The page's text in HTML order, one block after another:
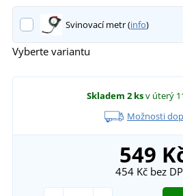
Svinovací metr (info)
Vyberte variantu
Skladem 2 ksv úterý
Možnosti
549
454 Kč bez